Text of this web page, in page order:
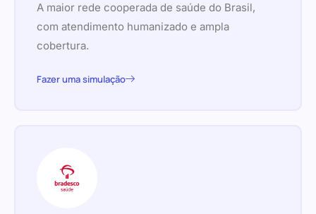
A maior rede cooperada de saúde do Brasil,
com atendimento humanizado e ampla
cobertura.
Fazer uma simulação